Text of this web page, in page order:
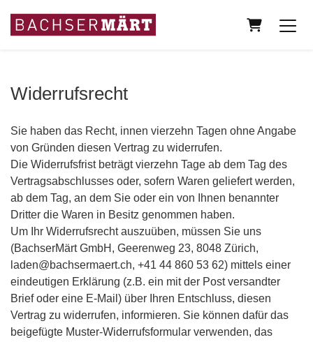
Warenkorb
Widerrufsrecht
Sie haben das Recht, innen vierzehn Tagen ohne Angabe
von Gründen diesen Vertrag zu widerrufen.
Die Widerrufsfrist beträgt vierzehn Tage ab dem Tag des
Vertragsabschlusses oder, sofern Waren geliefert werden,
ab dem Tag, an dem Sie oder ein von Ihnen benannter
Dritter die Waren in Besitz genommen haben.
Um Ihr Widerrufsrecht auszuüben, müssen Sie uns
(BachserMärt GmbH, Geerenweg 23, 8048 Zürich,
laden@bachsermaert.ch, +41 44 860 53 62) mittels einer
eindeutigen Erklärung (z.B. ein mit der Post versandter
Brief oder eine E-Mail) über Ihren Entschluss, diesen
Vertrag zu widerrufen, informieren. Sie können dafür das
beigefügte Muster-Widerrufsformular verwenden, das